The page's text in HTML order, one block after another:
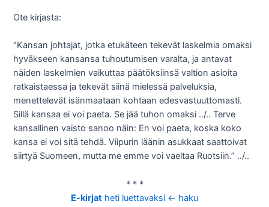
Ote kirjasta:
”Kansan johtajat, jotka etukäteen tekevät laskelmia omaksi
hyväkseen kansansa tuhoutumisen varalta, ja antavat
näiden laskelmien vaikuttaa päätöksiinsä valtion asioita
ratkaistaessa ja tekevät siinä mielessä palveluksia,
menettelevät isänmaataan kohtaan edesvastuuttomasti.
Sillä kansaa ei voi paeta. Se jää tuhon omaksi ../.. Terve
kansallinen vaisto sanoo näin: En voi paeta, koska koko
kansa ei voi sitä tehdä. Viipurin läänin asukkaat saattoivat
siirtyä Suomeen, mutta me emme voi vaeltaa Ruotsiin.” ../..
* * *
E-kirjat heti luettavaksi <- haku